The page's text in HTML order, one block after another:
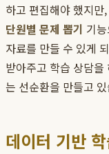
하고 편집해야 했지만
단원별 문제 뽑기 기
자료를 만들 수 있게
받아주고 학습 상담
는 선순환을 만들고
데이터 기반